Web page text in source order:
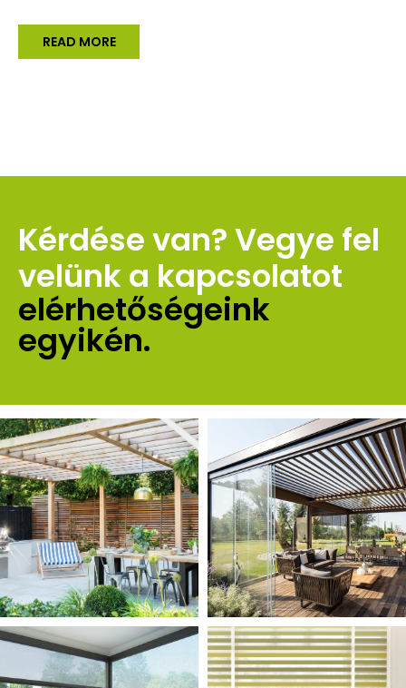
READ MORE
Kérdése van? Vegye fel
velünk a kapcsolatot
elérhetőségeink
egyikén.